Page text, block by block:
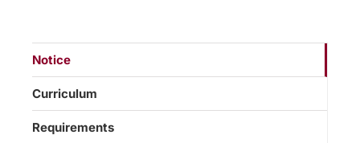
Notice
Curriculum
Requirements